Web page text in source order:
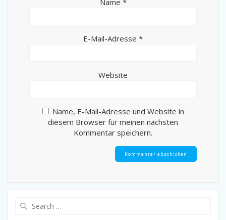
E-Mail-Adresse *
Website
Name, E-Mail-Adresse und Website in
diesem Browser für meinen nächsten
Kommentar speichern.